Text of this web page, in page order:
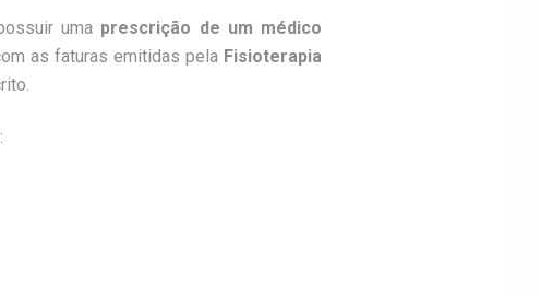
uma prescrição de um médico
as faturas emitidas pela Fisioterapia